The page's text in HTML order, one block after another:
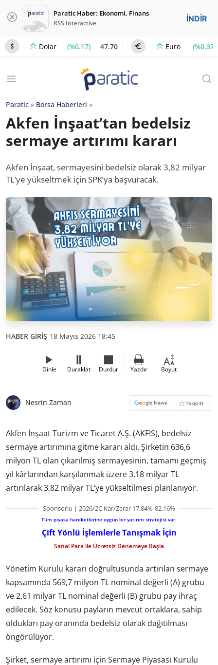
Paratic Haber: Ekonomi, Finans
RSS Interactive İNDİR
Dolar (%0.17) 47.70 Euro (%0.37)
Paratic » Borsa Haberleri »
Akfen İnşaat’tan bedelsiz
sermaye artırımı kararı
Akfen İnşaat, sermayesini bedelsiz olarak 3,82 milyar
TL’ye yükseltmek için SPK’ya başvuracak.
HABER GİRİŞ 18 Mayıs 2026 18:45
Dinle Duraklat Durdur Yazdır Boyut
Nesrin Zaman
Akfen İnşaat Turizm ve Ticaret A.Ş. (AKFIS), bedelsiz
sermaye artırımına gitme kararı aldı. Şirketin 636,6
milyon TL olan çıkarılmış sermayesinin, tamamı geçmiş
yıl kârlarından karşılanmak üzere 3,18 milyar TL
artırılarak 3,82 milyar TL’ye yükseltilmesi planlanıyor.
Sponsorlu | 2026/2Ç Kar/Zarar 17.84%-82.16%
Tüm piyasa hareketlerine uygun bir yatırım stratejisi var.
Çift Yönlü İşlemlerle Tanışmak İçin
Sanal Para ile Ücretsiz Denemeye Başla
Yönetim Kurulu kararı doğrultusunda artırılan sermaye
kapsamında 569,7 milyon TL nominal değerli (A) grubu
ve 2,61 milyar TL nominal değerli (B) grubu pay ihraç
edilecek. Söz konusu payların mevcut ortaklara, sahip
oldukları pay oranında bedelsiz olarak dağıtılması
öngörülüyor.
Şirket, sermaye artırımı için Sermaye Piyasası Kurulu